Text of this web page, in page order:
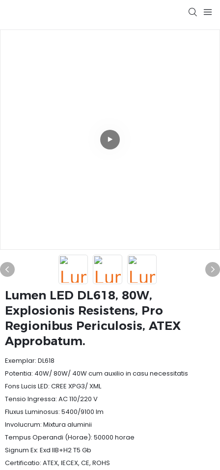
Lumen LED DL618, 80W,
Explosionis Resistens, Pro
Regionibus Periculosis, ATEX
Approbatum.
Exemplar: DL618
Potentia: 40W/ 80W/ 40W cum auxilio in casu necessitatis
Fons Lucis LED: CREE XPG3/ XML
Tensio Ingressa: AC 110/220 V
Fluxus Luminosus: 5400/9100 lm
Involucrum: Mixtura aluminii
Tempus Operandi (Horae): 50000 horae
Signum Ex: Exd IIB+H2 T5 Gb
Certificatio: ATEX, IECEX, CE, ROHS